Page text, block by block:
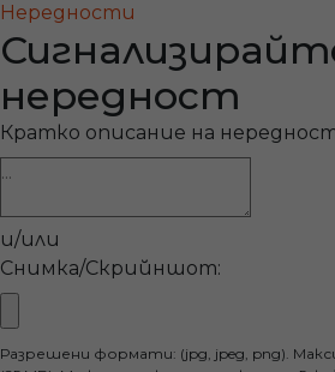
Нередности
нередност
Кратко описание на
и/или
Снимка/Скрийншот:
Разрешени формати: (jpg, jpeg, png).